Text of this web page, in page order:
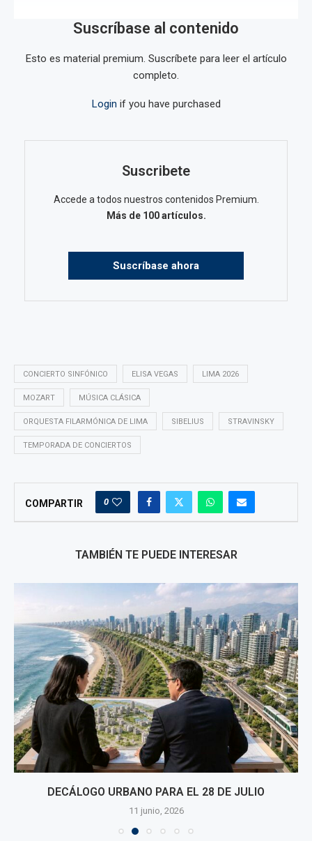
Suscríbase al contenido
Esto es material premium. Suscríbete para leer el artículo
completo.
Login if you have purchased
Suscribete
Accede a todos nuestros contenidos Premium.
Más de 100 artículos.
Suscríbase ahora
CONCIERTO SINFÓNICO ELISA VEGAS LIMA 2026
MOZART MÚSICA CLÁSICA
ORQUESTA FILARMÓNICA DE LIMA SIBELIUS STRAVINSKY
TEMPORADA DE CONCIERTOS
COMPARTIR 0
TAMBIÉN TE PUEDE INTERESAR
DECÁLOGO URBANO PARA EL 28 DE JULIO
11 junio, 2026